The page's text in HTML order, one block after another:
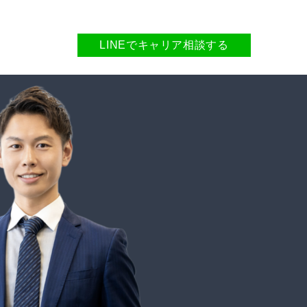
LINEでキャリア相談する